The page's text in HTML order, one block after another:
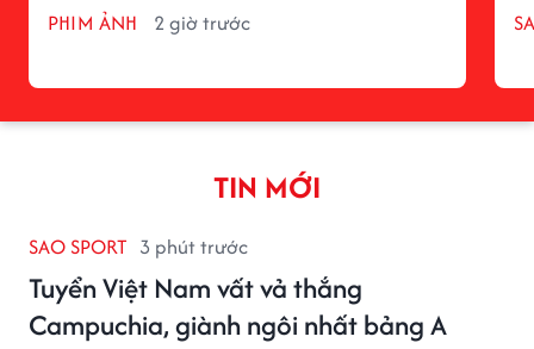
PHIM ẢNH 2 giờ trước
TIN MỚI
SAO SPORT 3 phút trước
Tuyển Việt Nam vất vả thắng
Campuchia, giành ngôi nhất bảng A